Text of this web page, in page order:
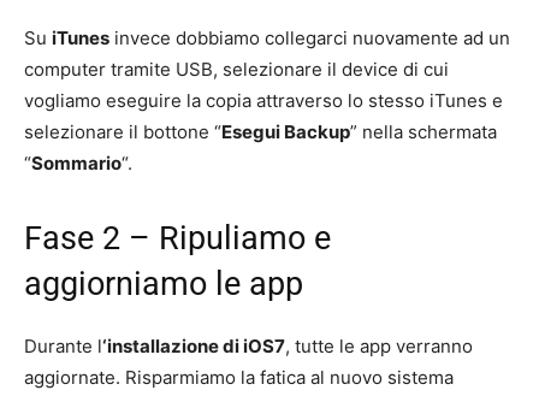
Su iTunes invece dobbiamo collegarci nuovamente ad un
computer tramite USB, selezionare il device di cui
vogliamo eseguire la copia attraverso lo stesso iTunes e
selezionare il bottone “Esegui Backup” nella schermata
“Sommario“.
Fase 2 – Ripuliamo e
aggiorniamo le app
Durante l‘installazione di iOS7, tutte le app verranno
aggiornate. Risparmiamo la fatica al nuovo sistema